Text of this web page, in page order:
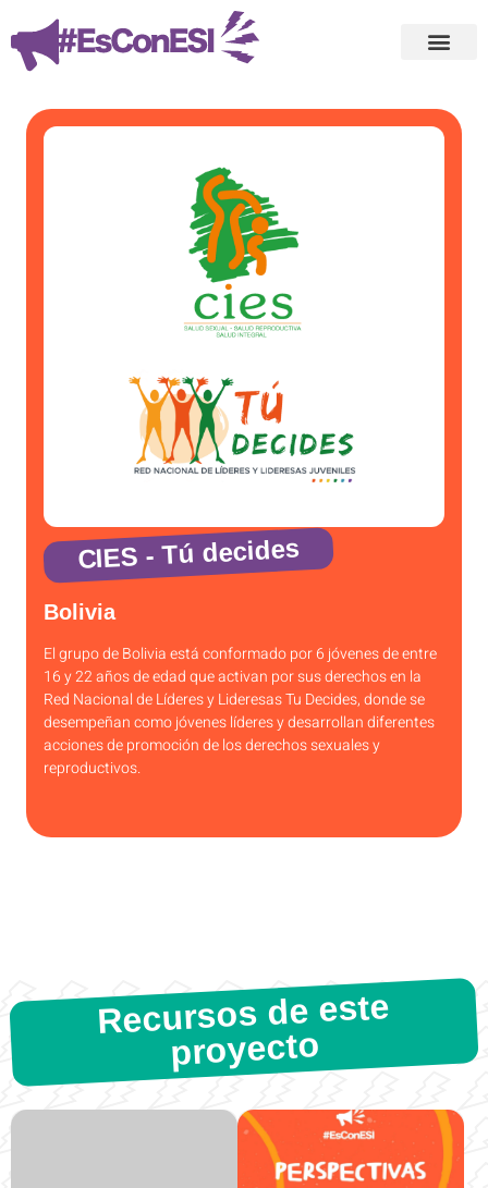
CIES - Tú decides
Bolivia
El grupo de Bolivia está conformado por 6 jóvenes de entre
16 y 22 años de edad que activan por sus derechos en la
Red Nacional de Líderes y Lideresas Tu Decides, donde se
desempeñan como jóvenes líderes y desarrollan diferentes
acciones de promoción de los derechos sexuales y
reproductivos.
Recursos de este
proyecto